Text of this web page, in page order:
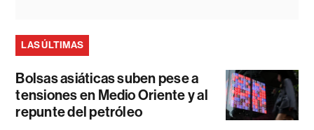
LAS ÚLTIMAS
Bolsas asiáticas suben pese a
tensiones en Medio Oriente y al
repunte del petróleo